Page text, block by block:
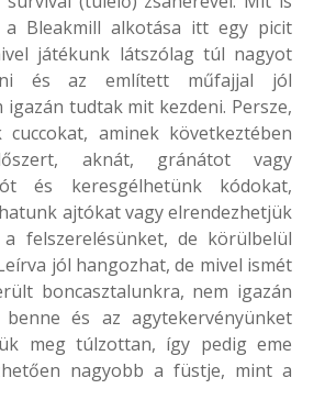
a Bleakmill alkotása itt egy picit
játékunk látszólag túl nagyot
és az említett műfajjal jól
tudtak mit kezdeni. Persze,
cuccokat, aminek következtében
aknát, gránátot vagy
és keresgélhetünk kódokat,
ajtókat vagy elrendezhetjük
felszerelésünket, de körülbelül
jól hangozhat, de mivel ismét
boncasztalunkra, nem igazán
és az agytekervényünket
meg túlzottan, így pedig eme
nagyobb a füstje, mint a